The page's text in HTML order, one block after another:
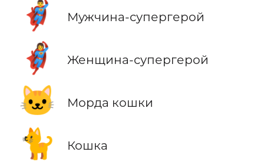
🦸‍♂️ Мужчина-супергерой
🦸‍♀️ Женщина-супергерой
🐱 Морда кошки
🐈 Кошка